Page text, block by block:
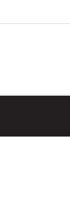
'Altın Bilezik'